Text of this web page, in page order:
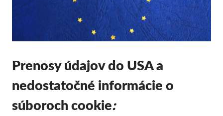
O nás
Tím
Otázky a odpovede
Kariéra
Kolektívna žaloba
Prenosy údajov do USA a
nedostatočné informácie o
súboroch cookie: